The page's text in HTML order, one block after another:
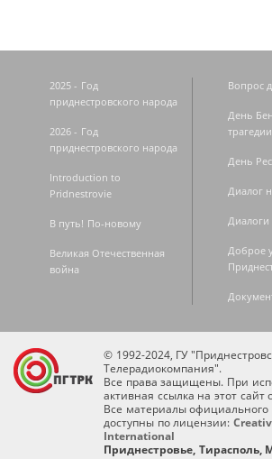
2025 - Год
приднестровского народа
2026 - Год
приднестровского народа
Introduction to
Pridnestrovie
В путь! По-новому
Великая Отечественная
война
Вопрос
День
трагедии
День
Диалог
Диалоги
Доброе
© 1992-2024, ГУ
Телерадиокомпания".
Все права защищены. При
активная ссылка на этот сайт
Все материалы
доступны по лицензии:
International
Приднестровье, Тирасполь,